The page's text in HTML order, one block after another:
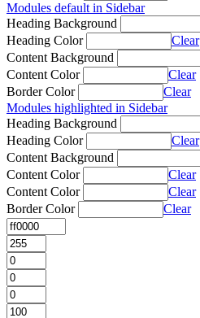
Modules default in Sidebar
Heading Background
Heading Color
Clear
Content Background
Content Color
Clear
Border Color
Clear
Modules highlighted in Sidebar
Heading Background
Heading Color
Clear
Content Background
Content Color
Clear
Content Color
Clear
Border Color
Clear